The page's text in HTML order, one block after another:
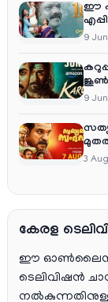
ഈ
9 Jun
ജൂൺ
9 Jun
3 Aug
കേരള
ഈ ഓൺലൈൻ
ടെലിവിഷൻ